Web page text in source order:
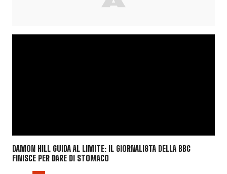
DAMON HILL GUIDA AL LIMITE: IL GIORNALISTA DELLA BBC
FINISCE PER DARE DI STOMACO